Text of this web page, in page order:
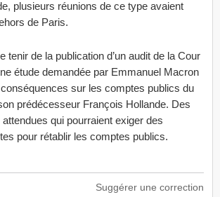
plusieurs réunions de ce type avaient
de Paris.
tenir de la publication d’un audit de la Cour
étude demandée par Emmanuel Macron
sur les comptes publics du
prédécesseur François Hollande. Des
qui pourraient exiger des
pour rétablir les comptes publics.
Suggérer une correction